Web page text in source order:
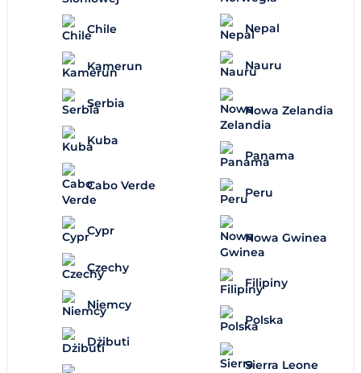
Chile
Kamerun
Serbia
Kuba
Cabo Verde
Cypr
Czechy
Niemcy
Dżibuti
Nepal
Nauru
Nowa Zelandia
Panama
Peru
Nowa Gwinea
Filipiny
Polska
Sierra Leone